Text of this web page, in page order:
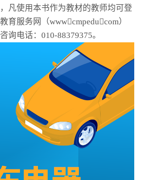
凡使用本书作为教材的教师均可登
育服务网（wwwcmpeducom）
询电话：010-88379375。